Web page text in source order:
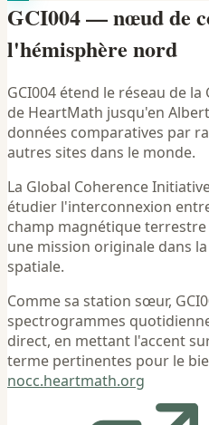
GCI004 — nœud de
l'hémisphère nord
GCI004 étend le réseau de
de HeartMath jusqu'en
données comparatives par
autres sites dans le monde.
La Global Coherence
étudier l'interconnexion
champ magnétique
une mission originale dans
spatiale.
Comme sa station sœur,
spectrogrammes
direct, en mettant l'accent
terme pertinentes pour le
nocc.heartmath.org